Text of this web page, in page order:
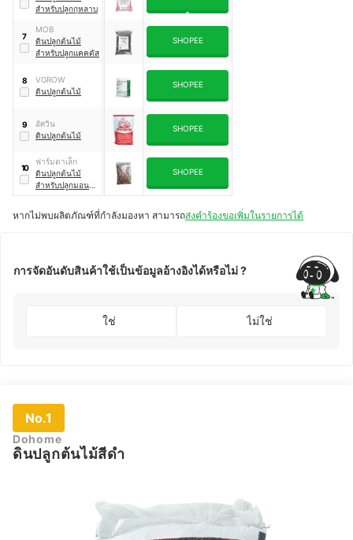
สำหรับปลูกกุหลาบ
7
MOB
ดินปลูกต้นไม้
สำหรับปลูกแคคตัส
SHOPEE
8
VGROW
ดินปลูกต้นไม้
SHOPEE
9
อัศวิน
ดินปลูกต้นไม้
SHOPEE
10
ฟาร์มตาเล็ก
ดินปลูกต้นไม้
สำหรับปลูกมอนส
เตอร่า
SHOPEE
หากไม่พบผลิตภัณฑ์ที่กำลังมองหา สามารถส่งคำร้องขอเพิ่มในรายการได้
การจัดอันดับสินค้าใช้เป็นข้อมูลอ้างอิงได้หรือไม่ ?
ใช่ ไม่ใช่
No.1
Dohome
ดินปลูกต้นไม้สีดำ